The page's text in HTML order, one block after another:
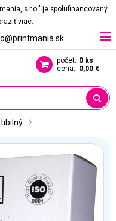
s.r.o." je spolufinancovaný
viac.
počet: 0 ks
cena: 0,00 €